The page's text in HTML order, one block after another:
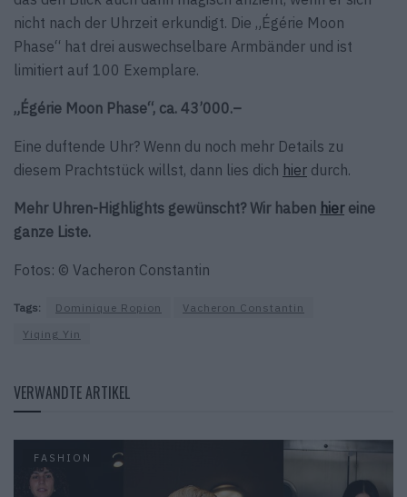
nicht nach der Uhrzeit erkundigt. Die „Égérie Moon
Phase“ hat drei auswechselbare Armbänder und ist
limitiert auf 100 Exemplare.
„Égérie Moon Phase“, ca. 43’000.–
Eine duftende Uhr? Wenn du noch mehr Details zu
diesem Prachtstück willst, dann lies dich hier durch.
Mehr Uhren-Highlights gewünscht? Wir haben hiereine
ganze Liste.
Fotos: © Vacheron Constantin
Tags: Dominique Ropion
Vacheron Constantin
Yiqing Yin
VERWANDTE ARTIKEL
FASHION